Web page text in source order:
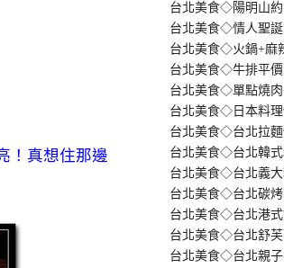
！真想住那邊
台北美食◇陽明山
台北美食◇情人聖
台北美食◇火鍋+麻
台北美食◇牛排平
台北美食◇單點燒
台北美食◇日本料
台北美食◇台北拉
台北美食◇台北韓
台北美食◇台北義
台北美食◇台北碳
台北美食◇台北港
台北美食◇台北舒
台北美食◇台北親